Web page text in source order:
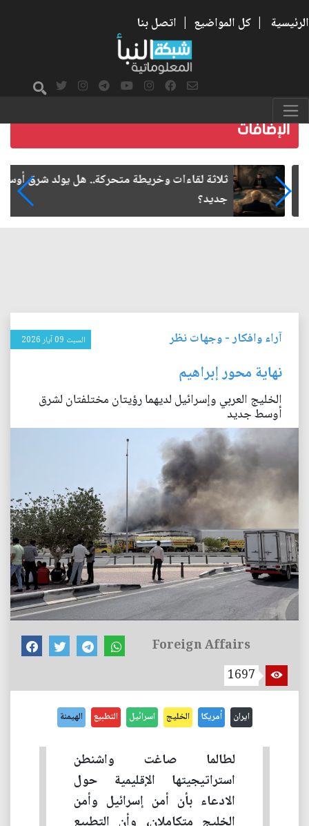
الرئيسية | كل المواضيع | اتصل بنا
ثلاثة لقاءات وخريطة متحركة.. هل يولد شرق أوسط
جديد؟
آراء وافكار-وجهات نظر السبت 09 آيار 2026
نهاية محور إبراهيم
الخليج العربي وإسرائيل لديهما رؤيتان مختلفتان لشرق
أوسط جديد
Foreign Affairs
1697
ايران أمريكا الخليج اسرائيل التطبيع الهيمنة
لطالما صاغت واشنطن
استراتيجيتها الإقليمية حول
الادعاء بأن أمن إسرائيل وأمن